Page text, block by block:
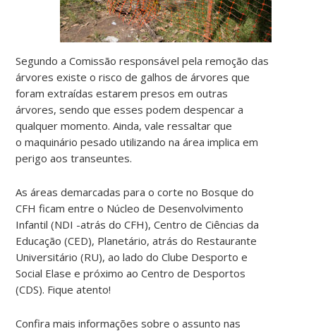
Segundo a Comissão responsável pela remoção das
árvores existe o risco de galhos de árvores que
foram extraídas estarem presos em outras
árvores, sendo que esses podem despencar a
qualquer momento. Ainda, vale ressaltar que
o maquinário pesado utilizando na área implica em
perigo aos transeuntes.
As áreas demarcadas para o corte no Bosque do
CFH ficam entre o Núcleo de Desenvolvimento
Infantil (NDI -atrás do CFH), Centro de Ciências da
Educação (CED), Planetário, atrás do Restaurante
Universitário (RU), ao lado do Clube Desporto e
Social Elase e próximo ao Centro de Desportos
(CDS). Fique atento!
Confira mais informações sobre o assunto nas